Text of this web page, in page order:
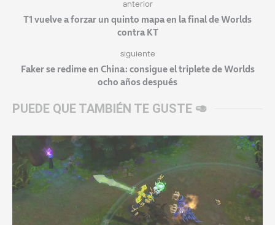
anterior
T1 vuelve a forzar un quinto mapa en la final de Worlds
contra KT
siguiente
Faker se redime en China: consigue el triplete de Worlds
ocho años después
PUEDE QUE TAMBIÉN TE GUSTE 🥑